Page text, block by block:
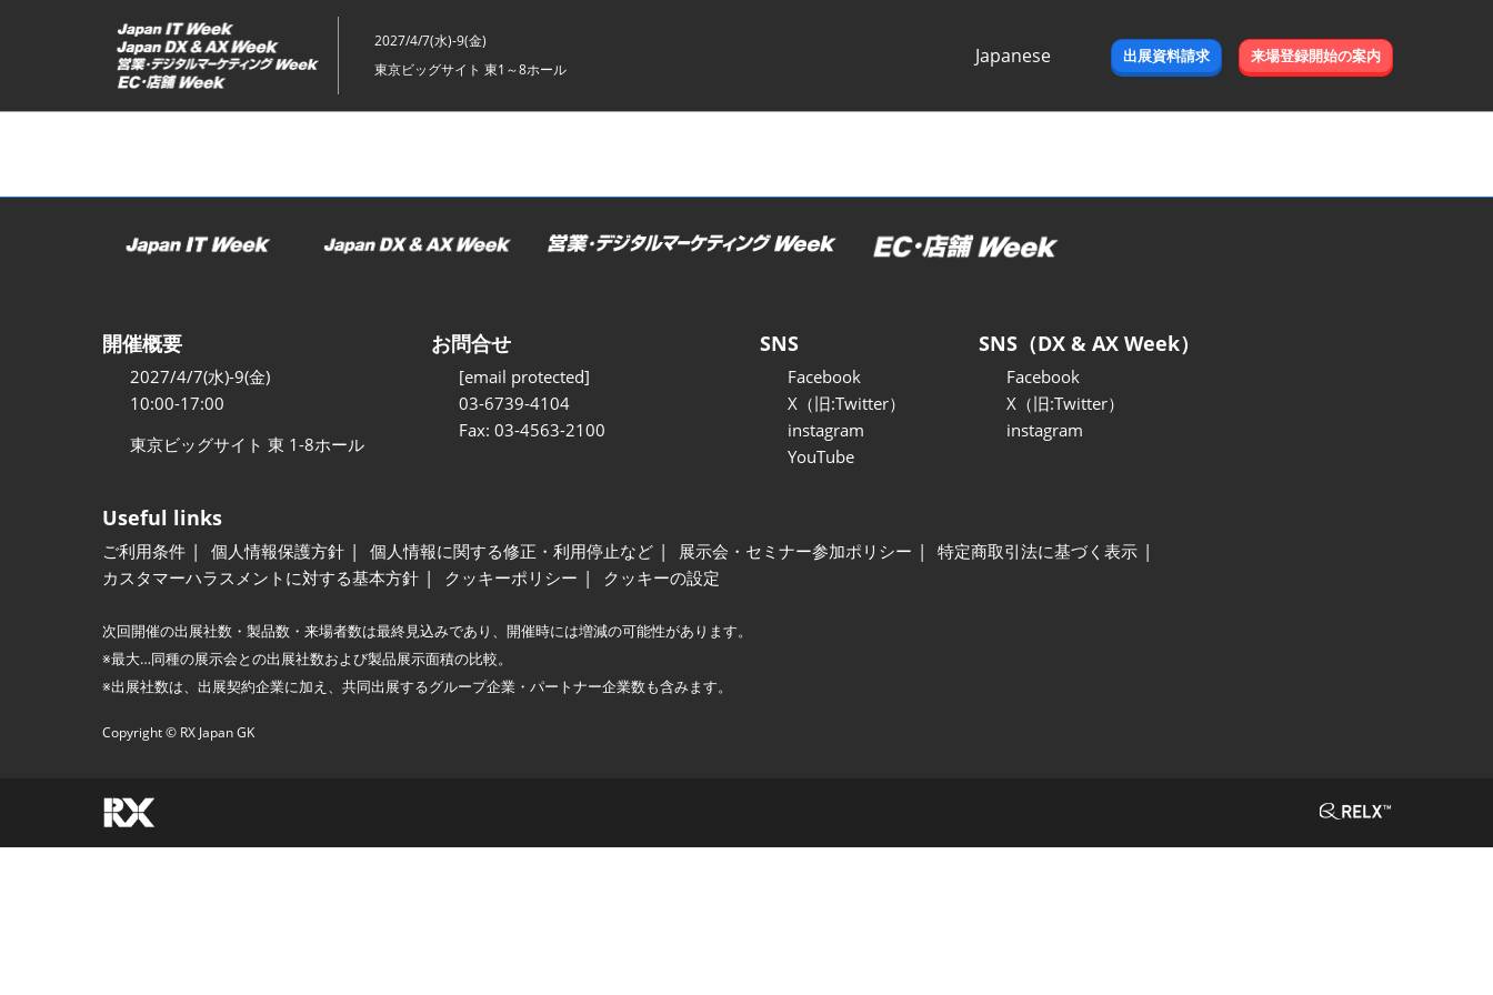
ッ
2027/4/7(水)-9(金)
東京ビッグサイト 東1～8ホール
Japanese
出展資料請求 来場登録開始の案内
開催概要
2027/4/7(水)-9(金)
10:00-17:00
東京ビッグサイト 東 1-8ホール
お問合せ
[email protected]
03-6739-4104
Fax: 03-4563-2100
SNS
Facebook
X（旧:Twitter）
instagram
YouTube
SNS（DX & AX Week）
Facebook
X（旧:Twitter）
instagram
Useful links
ご利用条件 個人情報保護方針 個人情報に関する修正・利用停止など 展示会・セミナー参加ポリシー
特定商取引法に基づく表示
カスタマーハラスメントに対する基本方針
クッキーポリシー クッキーの設定
次回開催の出展社数・製品数・来場者数は最終見込みであり、開催時には増減の可能性があります。
※最大…同種の展示会との出展社数および製品展示面積の比較。
※出展社数は、出展契約企業に加え、共同出展するグループ企業・パートナー企業数も含みます。
Copyright © RX Japan GK